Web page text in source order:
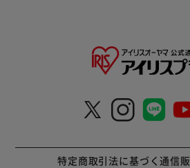
特定商取引法に基づく通信